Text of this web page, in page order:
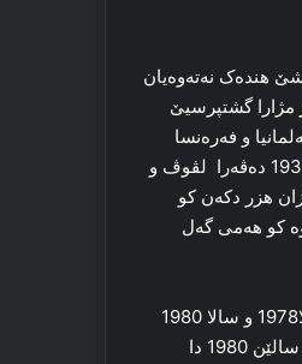
نفشێ هندەک نەتەوەیان
مژارا گشتپرسیێ
و فەرەنسا
هندەک کێشەیێن د ناڤبەرا خوە دا ب رەفەراندومێ چارەسەر کرن. یەکێتیا سوفیەتێ د سالا ێ دا1939 دەڤەرا لڤوڤ و
هزر دکەن کو
کو هەمی گەل
گشتپرسی د وەلاتێن دیکتاتۆری دا هندەک جاران گەلەک ب مفایە، بۆ نمونە، رەفەراندومێن سالا1978 و سالا 1980
هەر وەسا سالا 1988 بۆ ئەگەرێ ژناڤچوونا دیکتاتورێ شیلێ پینوشێن. مژارا گشتپرسیێ د داویا سالێن 1980 دا